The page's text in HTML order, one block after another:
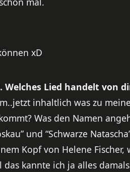
xD
Welches Lied handelt von
inhaltlich was zu
Was den Namen
und “Schwarze
Kopf von Helene
das kannte ich ja alles